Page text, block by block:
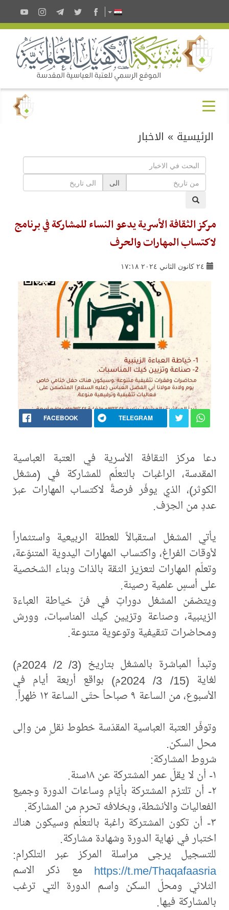
الرئيسية » الاخبار
الى
مركز الثقافة الأسرية يدعو النساء للمشاركة في برنامج
لاكتساب المهارات والحرف
٢٤ كانون الثاني ٢٠٢٤ ١٧:١٨
FACEBOOK TELEGRAM
دعا مركز الثقافة الأسرية في العتبة العباسية
المقدسة، الراغبات بالتعلّم للمشاركة في (مشغل
الكوثر)، الذي يوفّر فرصةً لاكتساب المهارات عبرَ
عددٍ من الحِرَف.
يأتي المشغل استقبالاً للعطلة الربيعية واستثماراً
لأوقات الفراغ، واكتساب المهارات اليدوية المتنوّعة،
وتعلّم المهارات لتعزيز الثقة بالذات وبناء الشخصية
على أسسٍ علمية رصينة.
ويتضمّن المشغل دوراتٍ في فنّ خياطة العباءة
الزينبية، وصناعة وتزيين كيك المناسبات، وورش
ومحاضرات تثقيفية وتوعوية متنوعة.
وتبدأ المباشرة بالمشغل بتاريخ (3/ 2/ 2024م)
لغاية (15/ 3/ 2024م) بواقع أربعة أيام في
الأسبوع، من الساعة ٩ صباحاً حتّى الساعة ١٢ ظهراً.
وتوفّر العتبة العباسية المقدّسة خطوط نقلٍ من وإلى
محل السكن.
شروط المشاركة:
١- أن لا يقلّ عمر المشتركة عن ١٨سنة.
٢- أن تلتزم المشتركة بأيّام وساعات الدورة وجميع
الفعاليات والأنشطة، وبخلافه تحرم من المشاركة.
٣- أن تكون المشتركة راغبة بالتعلّم وسيكون هناك
اختبار في نهاية الدورة وشهادة مشاركة.
للتسجيل يرجى مراسلة المركز عبر التلكرام:
https://t.me/Thaqafaasria مع ذكر الاسم
الثلاثي ومحلّ السكن واسم الدورة التي ترغب
بالمشاركة فيها.